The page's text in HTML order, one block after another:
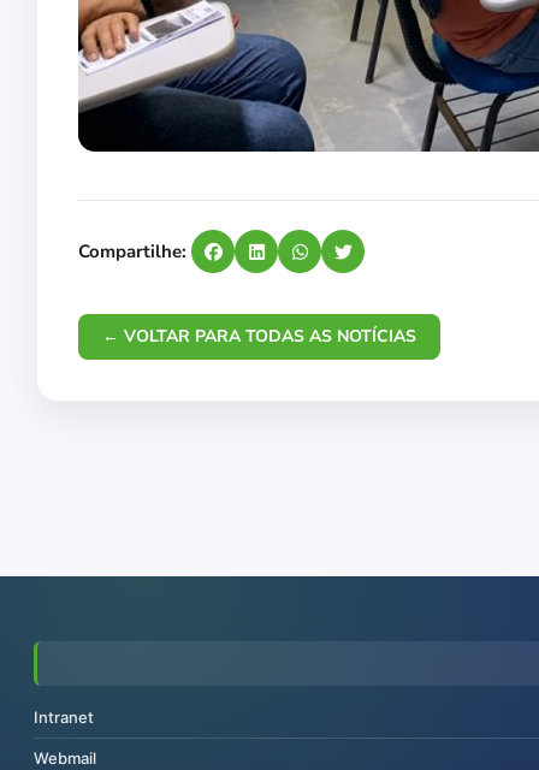
Compartilhe:
← VOLTAR PARA TODAS AS NOTÍCIAS
Intranet
Webmail